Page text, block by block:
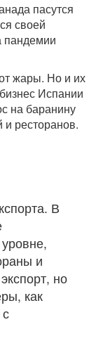
пасутся
своей
пандемии
жары. Но и их
Испании
на баранину
и ресторанов.
В
и
но
как